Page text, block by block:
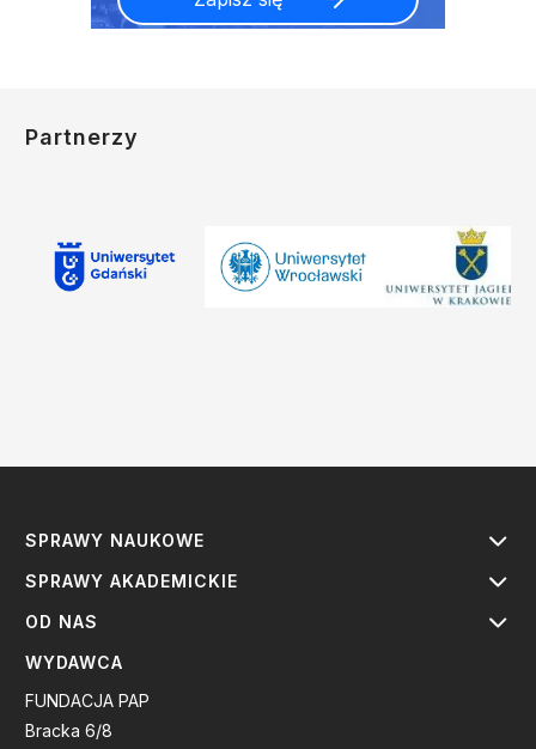
Partnerzy
SPRAWY NAUKOWE
SPRAWY AKADEMICKIE
OD NAS
WYDAWCA
FUNDACJA PAP
Bracka 6/8